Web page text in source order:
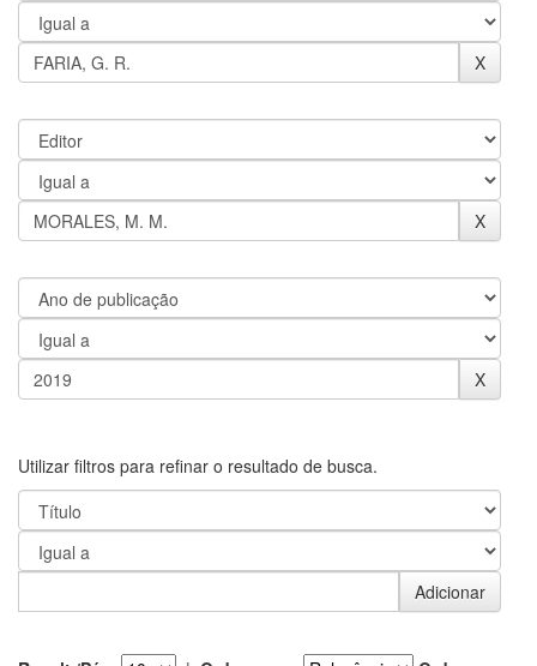
Utilizar filtros para refinar o resultado de busca.